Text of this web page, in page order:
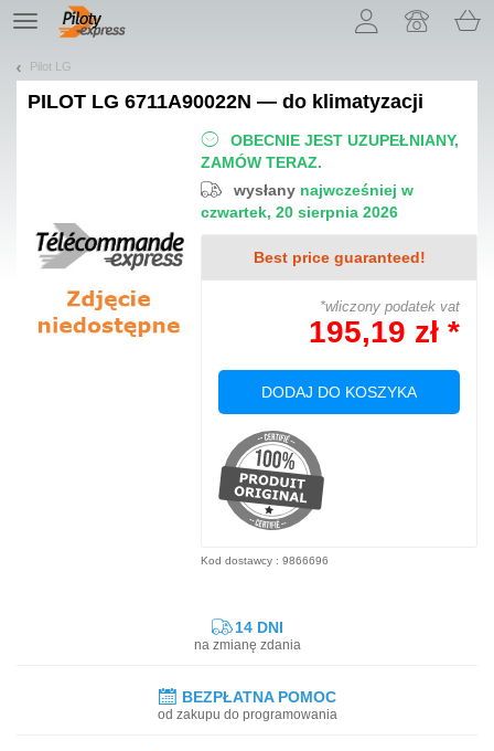
TE
navigation
Pilot LG
PILOT LG 6711A90022N — do klimatyzacji
OBECNIE JEST UZUPEŁNIANY,
ZAMÓW TERAZ.
wysłany najwcześniej w
czwartek, 20 sierpnia 2026
Best price guaranteed!
*wliczony podatek vat
195,19 zł *
DODAJ DO KOSZYKA
Kod dostawcy : 9866696
14 DNI
na zmianę zdania
BEZPŁATNA POMOC
od zakupu do programowania
Pozwól, że przedstawimy nasze ciasteczka!